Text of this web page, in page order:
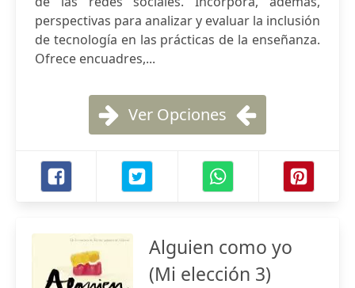
perspectivas para analizar y evaluar la inclusión
de tecnología en las prácticas de la enseñanza.
Ofrece encuadres,...
Ver Opciones
Alguien como yo
(Mi elección 3)